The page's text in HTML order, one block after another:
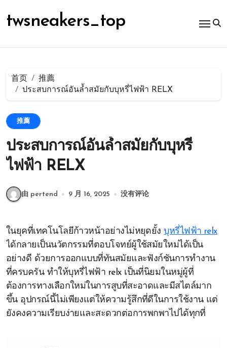
容
twsneakers_top
首页
推薦
ประสบการณ์อันล้ำสมัยกับบุหรี่ไฟฟ้า RELX
推薦
ประสบการณ์อันล้ำสมัยกับบุหรี่
ไฟฟ้า RELX
由 pertend 9 月 16, 2025 没有评论
ในยุคที่เทคโนโลยีก้าวหน้าอย่างไม่หยุดยั้งบุหรี่ไฟฟ้า relx
ได้กลายเป็นนวัตกรรมที่ตอบโจทย์ผู้ใช้สมัยใหม่ได้เป็น
อย่างดี ด้วยการออกแบบที่ทันสมัยและฟังก์ชันการทำงาน
ที่ครบครัน ทำให้บุหรี่ไฟฟ้า relx เป็นที่นิยมในหมู่ผู้ที่
ต้องการทางเลือกใหม่ในการสูบที่สะอาดและมีสไตล์มาก
ขึ้น อุปกรณ์นี้ไม่เพียงแต่ให้ความรู้สึกที่ดีในการใช้งาน แต่
ยังคงความเรียบง่ายและสะดวกต่อการพกพาไปได้ทุกที่